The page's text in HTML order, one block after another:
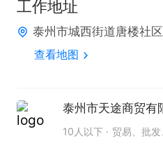
1、有耐心.积极向上.喜欢沟
2、通过大学英语四级，或
3、愿意和公司一起成长，
薪资待遇：
工作地址
泰州市城西街道唐楼社
查看地图
泰州市天途商贸有
10人以下 贸易、批